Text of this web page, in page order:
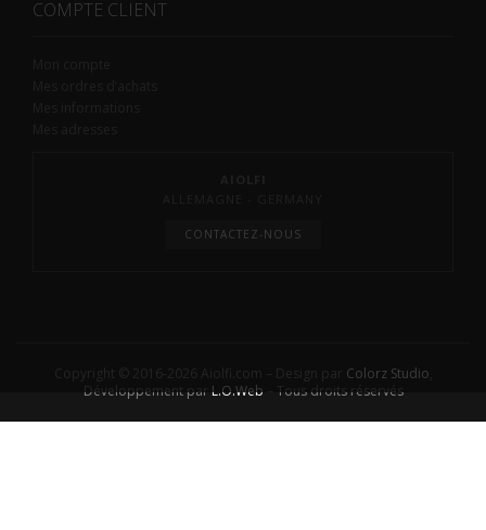
COMPTE CLIENT
CONTACTEZ-NOUS
Colorz Studio
Développement par L.O.Web – Tous droits réservés